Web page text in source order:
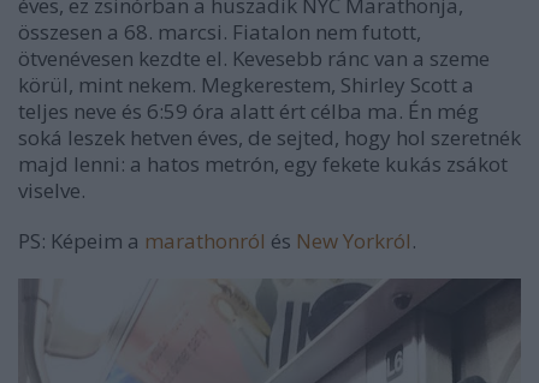
összesen a 68. marcsi. Fiatalon nem futott,
ötvenévesen kezdte el. Kevesebb ránc van a szeme
körül, mint nekem. Megkerestem, Shirley Scott a
teljes neve és 6:59 óra alatt ért célba ma. Én még
soká leszek hetven éves, de sejted, hogy hol szeretnék
majd lenni: a hatos metrón, egy fekete kukás zsákot
viselve.
PS: Képeim a marathonról és New Yorkról.